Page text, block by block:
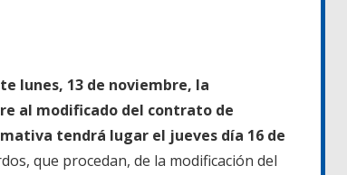
lunes, 13 de noviembre, la
al modificado del contrato de
tendrá lugar el jueves día 16 de
que procedan, de la modificación del